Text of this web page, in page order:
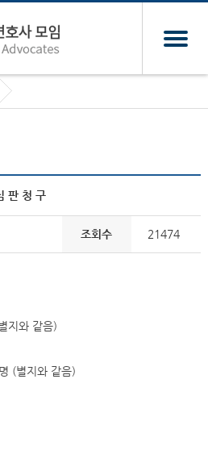
판 청 구
조회수 21474
지와 같음)
(별지와 같음)